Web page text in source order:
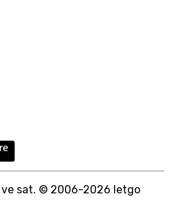
ve sat. © 2006-2026 letgo